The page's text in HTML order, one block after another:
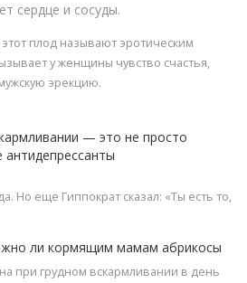
сердце и сосуды.
плод называют эротическим
у женщины чувство счастья,
эрекцию.
— это не просто
Но еще Гиппократ сказал: «Ты есть то,
ли кормящим мамам абрикосы
при грудном вскармливании в день